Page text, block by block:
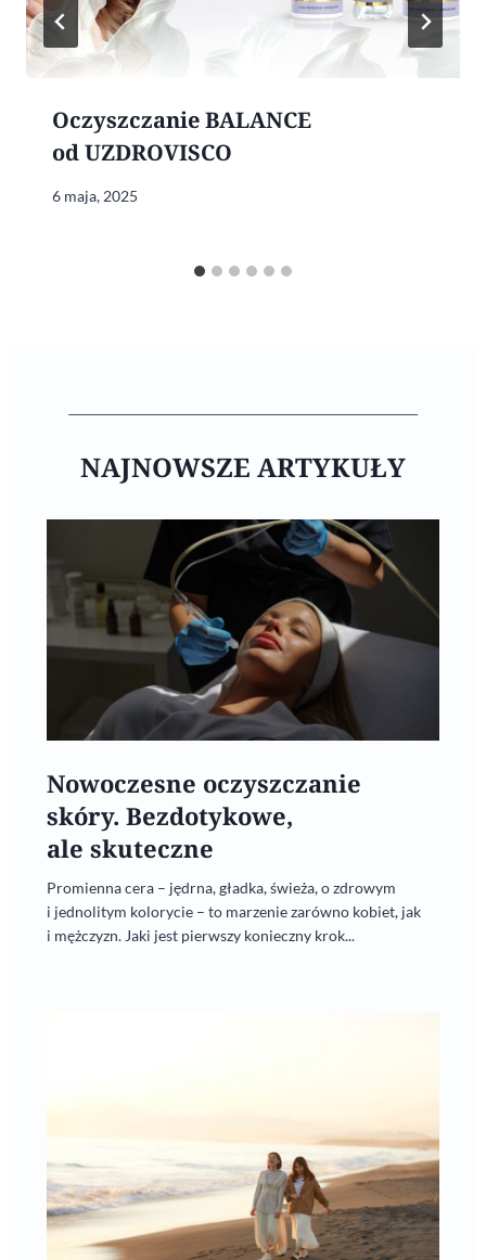
Oczyszczanie BALANCE
od UZDROVISCO
6 maja, 2025
NAJNOWSZE ARTYKUŁY
Nowoczesne oczyszczanie
skóry. Bezdotykowe,
ale skuteczne
Promienna cera – jędrna, gładka, świeża, o zdrowym
i jednolitym kolorycie – to marzenie zarówno kobiet, jak
i mężczyzn. Jaki jest pierwszy konieczny krok...